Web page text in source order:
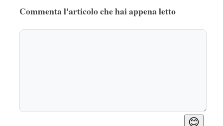
Commenta l'articolo che hai appena letto
😊